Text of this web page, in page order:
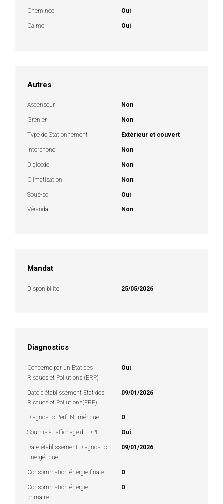
Cheminée Oui
Calme Oui
Autres
Ascenseur Non
Grenier Non
Type de Stationnement Extérieur et couvert
Interphone Non
Digicode Non
Climatisation Non
Sous-sol Oui
Véranda Non
Mandat
Disponibilité 25/05/2026
Diagnostics
Concerné par un Etat des
Risques et Pollutions (ERP)
Oui
Date d'établissement Etat des
Risques et Pollutions(ERP)
09/01/2026
Diagnostic Perf. Numérique D
Soumis à l'affichage du DPE Oui
Date établissement Diagnostic
Energétique
09/01/2026
Consommation énergie finale D
Consommation énergie
primaire
D